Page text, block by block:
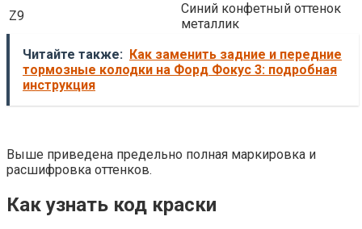
Z9
Синий конфетный оттенок
металлик
Читайте также: Как заменить задние и передние
тормозные колодки на Форд Фокус 3: подробная
инструкция
Выше приведена предельно полная маркировка и
расшифровка оттенков.
Как узнать код краски